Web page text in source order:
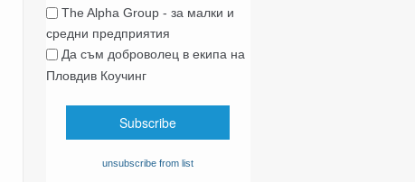
The Alpha Group - за малки и
средни предприятия
Да съм доброволец в екипа на
Пловдив Коучинг
unsubscribe from list